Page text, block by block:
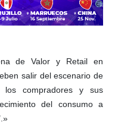
de Valor y Retail en
salir del escenario de
los compradores y sus
del consumo a